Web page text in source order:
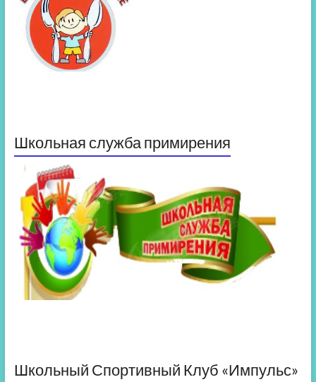
Школьная служба примирения
Школьный Спортивный Клуб «Импульс»